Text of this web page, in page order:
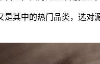
其中的热门品类，选